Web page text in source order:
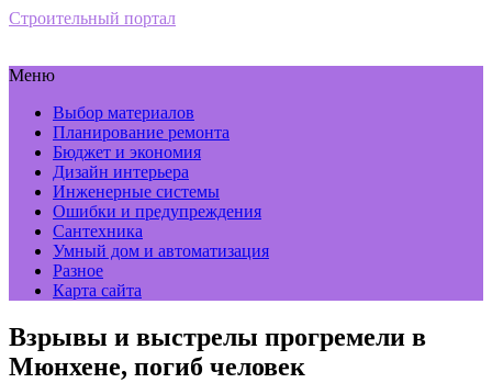
Строительный портал
Меню
Выбор материалов
Планирование ремонта
Бюджет и экономия
Дизайн интерьера
Инженерные системы
Ошибки и предупреждения
Сантехника
Умный дом и автоматизация
Разное
Карта сайта
Взрывы и выстрелы прогремели в
Мюнхене, погиб человек